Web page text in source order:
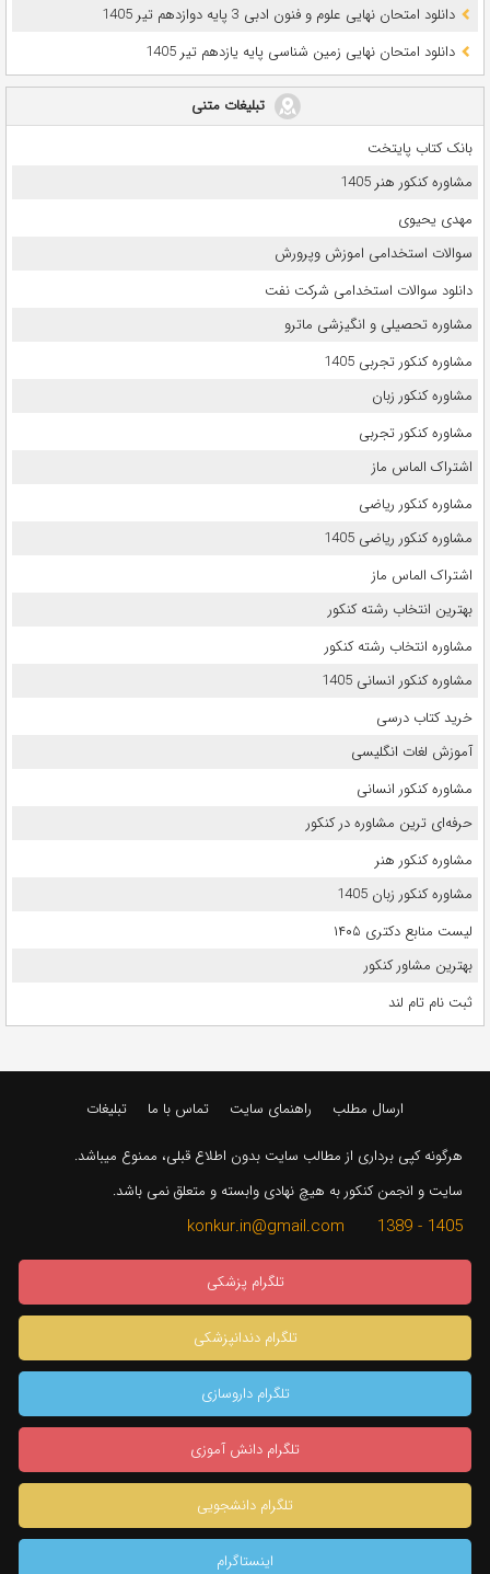
دانلود امتحان نهایی علوم و فنون ادبی 3 پایه دوازدهم تیر 1405
دانلود امتحان نهایی زمین شناسی پایه یازدهم تیر 1405
تبلیغات متنی
بانک کتاب پایتخت
مشاوره کنکور هنر 1405
مهدی یحیوی
سوالات استخدامی اموزش وپرورش
دانلود سوالات استخدامی شرکت نفت
مشاوره تحصیلی و انگیزشی ماترو
مشاوره کنکور تجربی 1405
مشاوره کنکور زبان
مشاوره کنکور تجربی
اشتراک الماس ماز
مشاوره کنکور ریاضی
مشاوره کنکور ریاضی 1405
اشتراک الماس ماز
بهترین انتخاب رشته کنکور
مشاوره انتخاب رشته کنکور
مشاوره کنکور انسانی 1405
خرید کتاب درسی
آموزش لغات انگلیسی
مشاوره کنکور انسانی
حرفه‌ای ترین مشاوره در کنکور
مشاوره کنکور هنر
مشاوره کنکور زبان 1405
لیست منابع دکتری ۱۴۰۵
بهترین مشاور کنکور
ثبت نام تام لند
ارسال مطلب راهنمای سایت تماس با ما تبلیغات
هرگونه کپی برداری از مطالب سایت بدون اطلاع قبلی، ممنوع میباشد.
سایت و انجمن کنکور به هیچ نهادی وابسته و متعلق نمی باشد.
1405 - 1389 konkur.in@gmail.com
تلگرام پزشکی
تلگرام دندانپزشکی
تلگرام داروسازی
تلگرام دانش آموزی
تلگرام دانشجویی
اینستاگرام